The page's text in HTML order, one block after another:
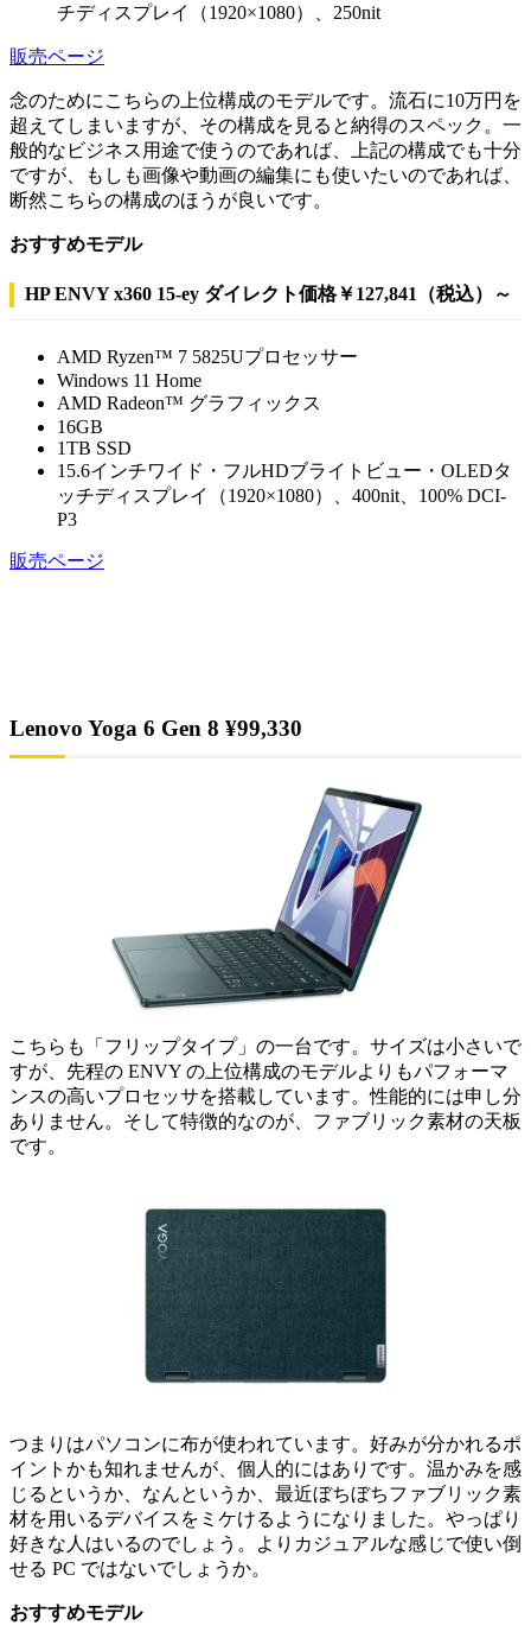
チディスプレイ（1920×1080）、250nit
販売ページ
念のためにこちらの上位構成のモデルです。流石に10万円を
超えてしまいますが、その構成を見ると納得のスペック。一
般的なビジネス用途で使うのであれば、上記の構成でも十分
ですが、もしも画像や動画の編集にも使いたいのであれば、
断然こちらの構成のほうが良いです。
おすすめモデル
HP ENVY x360 15-ey ダイレクト価格￥127,841（税込）～
AMD Ryzen™ 7 5825Uプロセッサー
Windows 11 Home
AMD Radeon™ グラフィックス
16GB
1TB SSD
15.6インチワイド・フルHDブライトビュー・OLEDタ
ッチディスプレイ（1920×1080）、400nit、100% DCI-
P3
販売ページ
Lenovo Yoga 6 Gen 8 ¥99,330
こちらも「フリップタイプ」の一台です。サイズは小さいで
すが、先程の ENVY の上位構成のモデルよりもパフォーマ
ンスの高いプロセッサを搭載しています。性能的には申し分
ありません。そして特徴的なのが、ファブリック素材の天板
です。
つまりはパソコンに布が使われています。好みが分かれるポ
イントかも知れませんが、個人的にはありです。温かみを感
じるというか、なんというか、最近ぼちぼちファブリック素
材を用いるデバイスをミケけるようになりました。やっぱり
好きな人はいるのでしょう。よりカジュアルな感じで使い倒
せる PC ではないでしょうか。
おすすめモデル